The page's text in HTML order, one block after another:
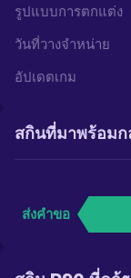
รูปแบบการตกแต่ง
วันที่วางจำหน่าย
อัปเดตเกม
สกินที่มาพร้อมก
ส่งคำขอ